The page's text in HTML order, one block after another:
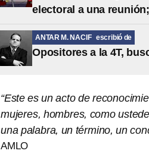
electoral a una
ANTAR M. NACIF escribió de
Opositores a la 4T,
“Este es un acto de
mujeres, hombres, como
una palabra, un término, un
AMLO